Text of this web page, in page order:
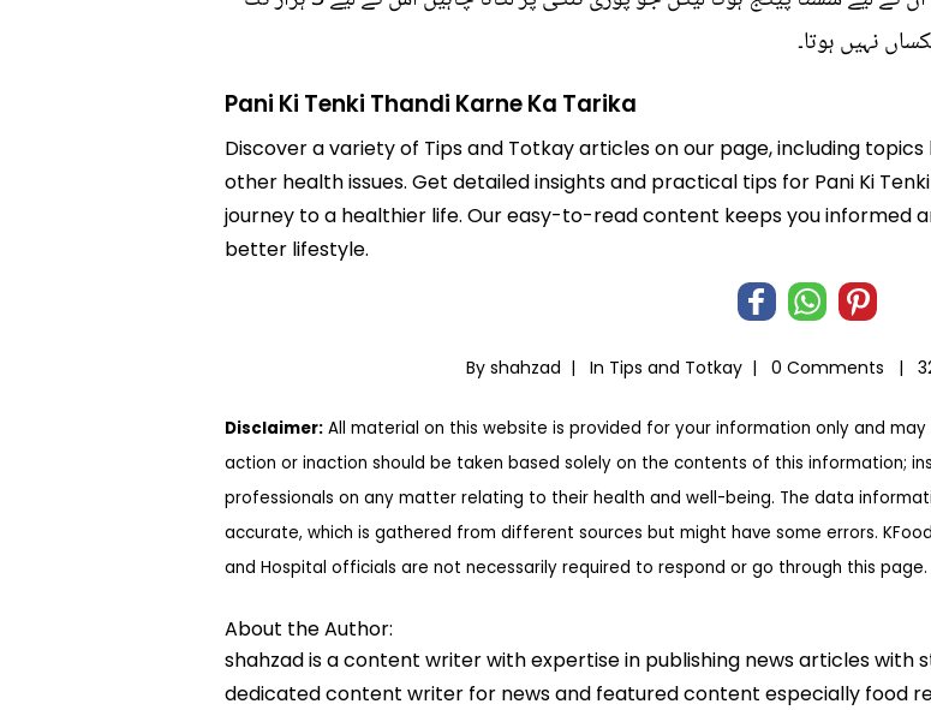
نہیں ہوتا۔
Pani Ki Tenki Thandi Karne Ka Tarika
Discover a variety of Tips and Totkay articles on our page, including topics
other health issues. Get detailed insights and practical tips for Pani Ki
journey to a healthier life. Our easy-to-read content keeps you informed
better lifestyle.
By shahzad | In Tips and Totkay | 0 Comments |
Disclaimer: All material on this website is provided for your information only and
action or inaction should be taken based solely on the contents of this information;
professionals on any matter relating to their health and well-being. The data
accurate, which is gathered from different sources but might have some errors.
and Hospital officials are not necessarily required to respond or go through this page.
About the Author:
shahzad is a content writer with expertise in publishing news articles with
dedicated content writer for news and featured content especially food